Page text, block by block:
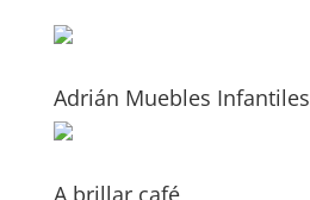
Adrián Muebles Infantiles